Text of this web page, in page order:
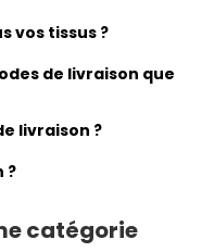
vos tissus ?
de livraison que
livraison ?
?
catégorie